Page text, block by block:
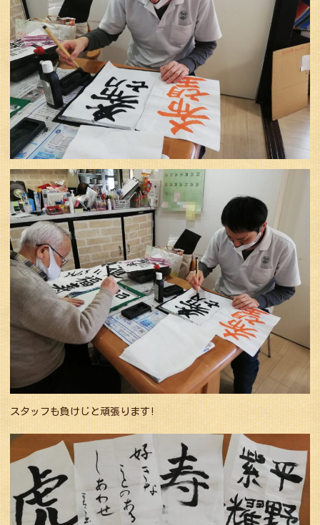
スタッフも負けじと頑張ります!